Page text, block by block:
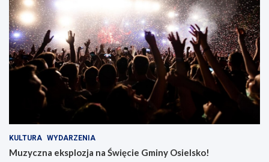
KULTURA WYDARZENIA
Muzyczna eksplozja na Święcie Gminy Osielsko!